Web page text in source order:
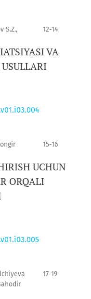
S.Z.,
12-14
VA
15-16
UCHUN
ORQALI
17-19